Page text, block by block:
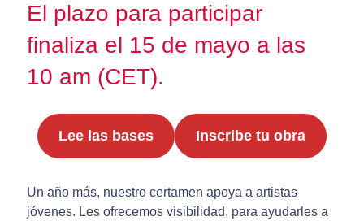
El plazo para participar
finaliza el 15 de mayo a las
10 am (CET).
Lee las bases Inscribe tu obra
Un año más, nuestro certamen apoya a artistas
jóvenes. Les ofrecemos visibilidad, para ayudarles a